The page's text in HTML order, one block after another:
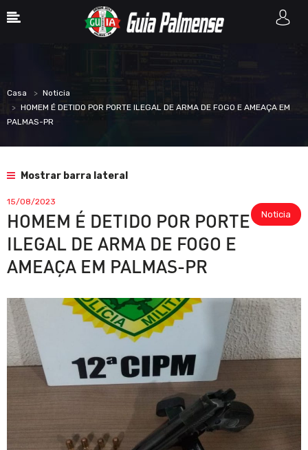
Casa
Noticia
HOMEM É DETIDO POR PORTE ILEGAL DE ARMA DE FOGO E AMEAÇA EM
PALMAS-PR
Mostrar barra lateral
Noticia
15/08/2023
HOMEM É DETIDO POR PORTE
ILEGAL DE ARMA DE FOGO E
AMEAÇA EM PALMAS-PR